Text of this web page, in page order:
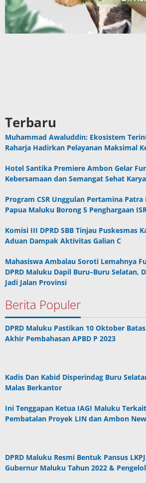
Terbaru
Muhammad Awaluddin: Ekosistem
Raharja Hadirkan Pelayanan Maksimal
Hotel Santika Premiere Ambon Gelar
Kebersamaan dan Semangat Sehat
Program CSR Unggulan Pertamina Patra
Papua Maluku Borong 5 Penghargaan
Komisi III DPRD SBB Tinjau Puskesmas
Aduan Dampak Aktivitas Galian C
Mahasiswa Ambalau Soroti Lemahnya
DPRD Maluku Dapil Buru–Buru Selatan,
Jadi Jalan Provinsi
Berita Populer
DPRD Maluku Pastikan 10 Oktober Batas
Akhir Pembahasan APBD P 2023
Kadis Dan Kabid Disperindag Buru
Malas Berkantor
Ini Tenggapan Ketua IAGI Maluku Terkait
Pembatalan Proyek LIN dan Ambon
DPRD Maluku Resmi Bentuk Pansus LKPJ
Gubernur Maluku Tahun 2022 &